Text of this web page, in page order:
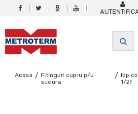
Acasa / Fitinguri cupru p/u
sudura
/ Ibp
1/2f